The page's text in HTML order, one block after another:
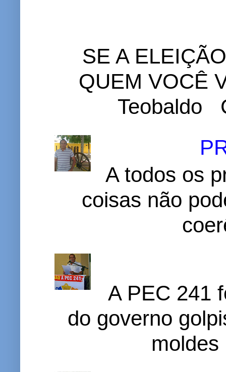
SE A
QUEM VOCÊ
Teobaldo
A todos os
coisas não
A PEC 241
do governo